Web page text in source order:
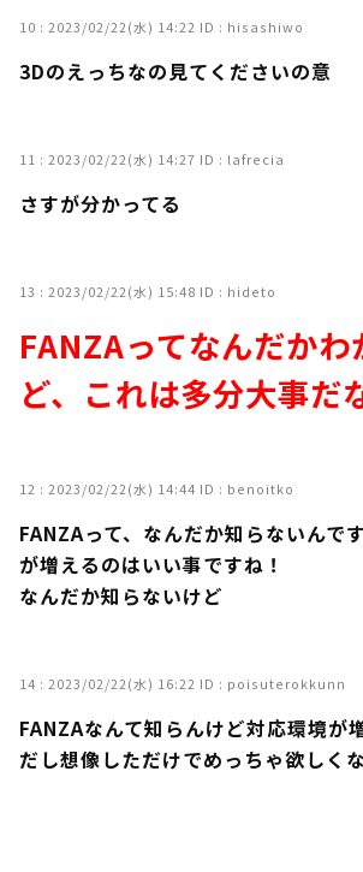
10 : 2023/02/22(水) 14:22 ID : hisashiwo
3Dのえっちなの見てくださいの意
11 : 2023/02/22(水) 14:27 ID : lafrecia
さすが分かってる
13 : 2023/02/22(水) 15:48 ID : hideto
FANZAってなんだかわ
ど、これは多分大事だ
12 : 2023/02/22(水) 14:44 ID : benoitko
FANZAって、なんだか知らないんで
が増えるのはいい事ですね！
なんだか知らないけど
14 : 2023/02/22(水) 16:22 ID : poisuterokkunn
FANZAなんて知らんけど対応環境が
だし想像しただけでめっちゃ欲しく